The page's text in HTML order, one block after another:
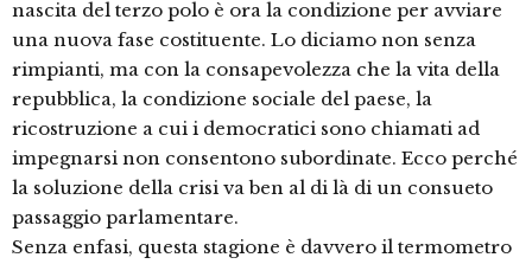
nascita del terzo polo è ora la condizione per avviare
una nuova fase costituente. Lo diciamo non senza
rimpianti, ma con la consapevolezza che la vita della
repubblica, la condizione sociale del paese, la
ricostruzione a cui i democratici sono chiamati ad
impegnarsi non consentono subordinate. Ecco perché
la soluzione della crisi va ben al di là di un consueto
passaggio parlamentare.
Senza enfasi, questa stagione è davvero il termometro